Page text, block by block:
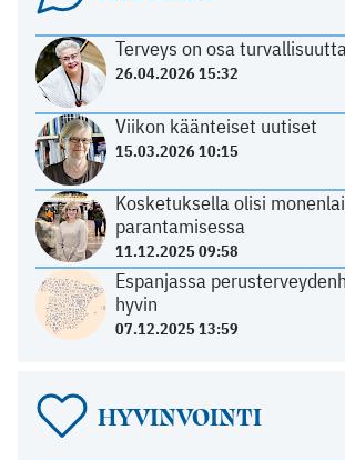
Terveys on osa turvallisuutta
26.04.2026 15:32
Viikon käänteiset uutiset
15.03.2026 10:15
Kosketuksella olisi
parantamisessa
11.12.2025 09:58
Espanjassa
hyvin
07.12.2025 13:59
HYVINVOINTI